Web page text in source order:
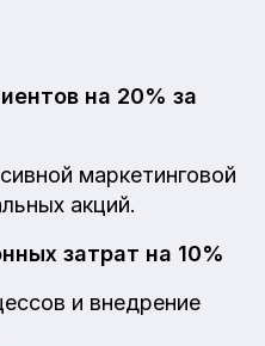
на 20% за
маркетинговой
акций.
затрат на 10%
и внедрение